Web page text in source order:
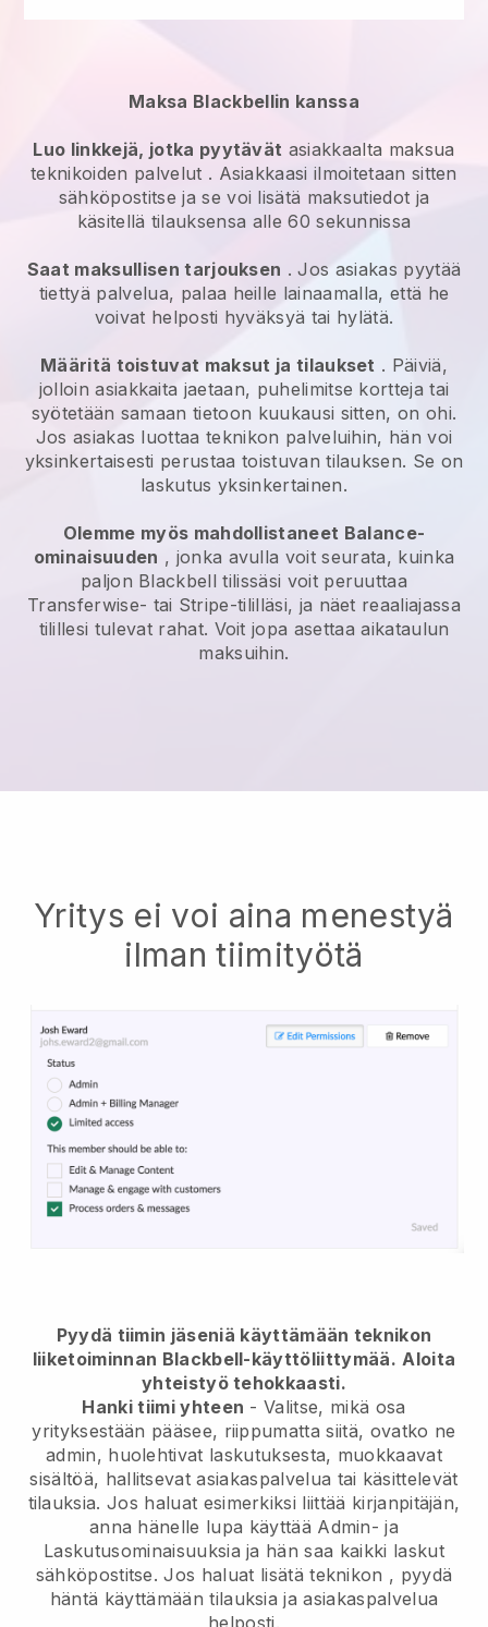
Maksa Blackbellin kanssa
Luo linkkejä, jotka pyytävät asiakkaalta maksua
teknikoiden palvelut . Asiakkaasi ilmoitetaan sitten
sähköpostitse ja se voi lisätä maksutiedot ja
käsitellä tilauksensa alle 60 sekunnissa
Saat maksullisen tarjouksen . Jos asiakas pyytää
tiettyä palvelua, palaa heille lainaamalla, että he
voivat helposti hyväksyä tai hylätä.
Määritä toistuvat maksut ja tilaukset . Päiviä,
jolloin asiakkaita jaetaan, puhelimitse kortteja tai
syötetään samaan tietoon kuukausi sitten, on ohi.
Jos asiakas luottaa teknikon palveluihin, hän voi
yksinkertaisesti perustaa toistuvan tilauksen. Se on
laskutus yksinkertainen.
Olemme myös mahdollistaneet Balance-
ominaisuuden , jonka avulla voit seurata, kuinka
paljon Blackbell tilissäsi voit peruuttaa
Transferwise- tai Stripe-tililläsi, ja näet reaaliajassa
tilillesi tulevat rahat. Voit jopa asettaa aikataulun
maksuihin.
Yritys ei voi aina menestyä
ilman tiimityötä
Pyydä tiimin jäseniä käyttämään teknikon
liiketoiminnan Blackbell-käyttöliittymää. Aloita
yhteistyö tehokkaasti.
Hanki tiimi yhteen - Valitse, mikä osa
yrityksestään pääsee, riippumatta siitä, ovatko ne
admin, huolehtivat laskutuksesta, muokkaavat
sisältöä, hallitsevat asiakaspalvelua tai käsittelevät
tilauksia. Jos haluat esimerkiksi liittää kirjanpitäjän,
anna hänelle lupa käyttää Admin- ja
Laskutusominaisuuksia ja hän saa kaikki laskut
sähköpostitse.Jos haluat lisätä teknikon , pyydä
häntä käyttämään tilauksia ja asiakaspalvelua
helposti.